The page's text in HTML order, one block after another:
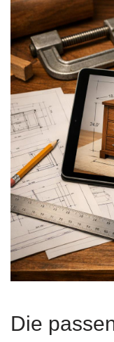
Die